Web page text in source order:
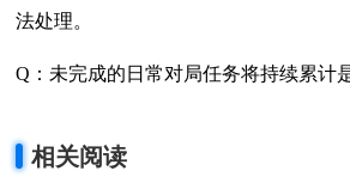
法处理。
Q：未完成的日常对局任务将持续累计
相关阅读